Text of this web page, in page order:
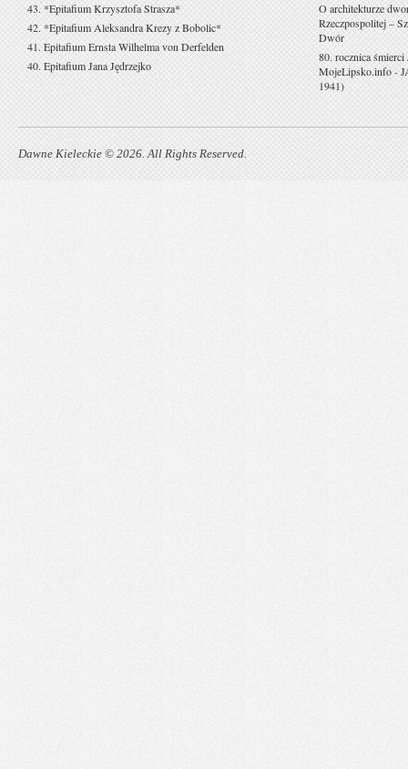
43. *Epitafium Krzysztofa Strasza*
42. *Epitafium Aleksandra Krezy z Bobolic*
41. Epitafium Ernsta Wilhelma von Derfelden
40. Epitafium Jana Jędrzejko
O architekturze
Rzeczpospolitej –
Dwór
80. rocznica
MojeLipsko.info-
1941)
Dawne Kieleckie © 2026. All Rights Reserved.